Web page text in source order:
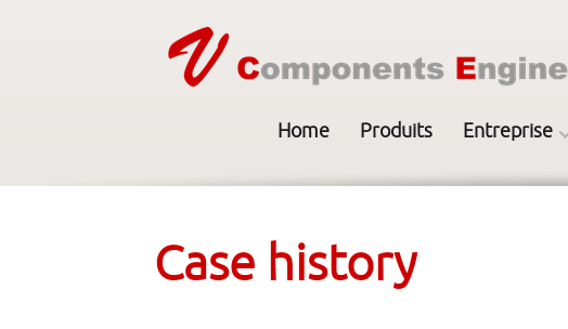
Home Produits Entreprise
Case history